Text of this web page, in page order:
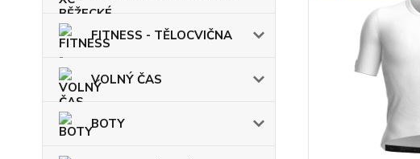
FITNESS - TĚLOCVIČNA
VOLNÝ ČAS
BOTY